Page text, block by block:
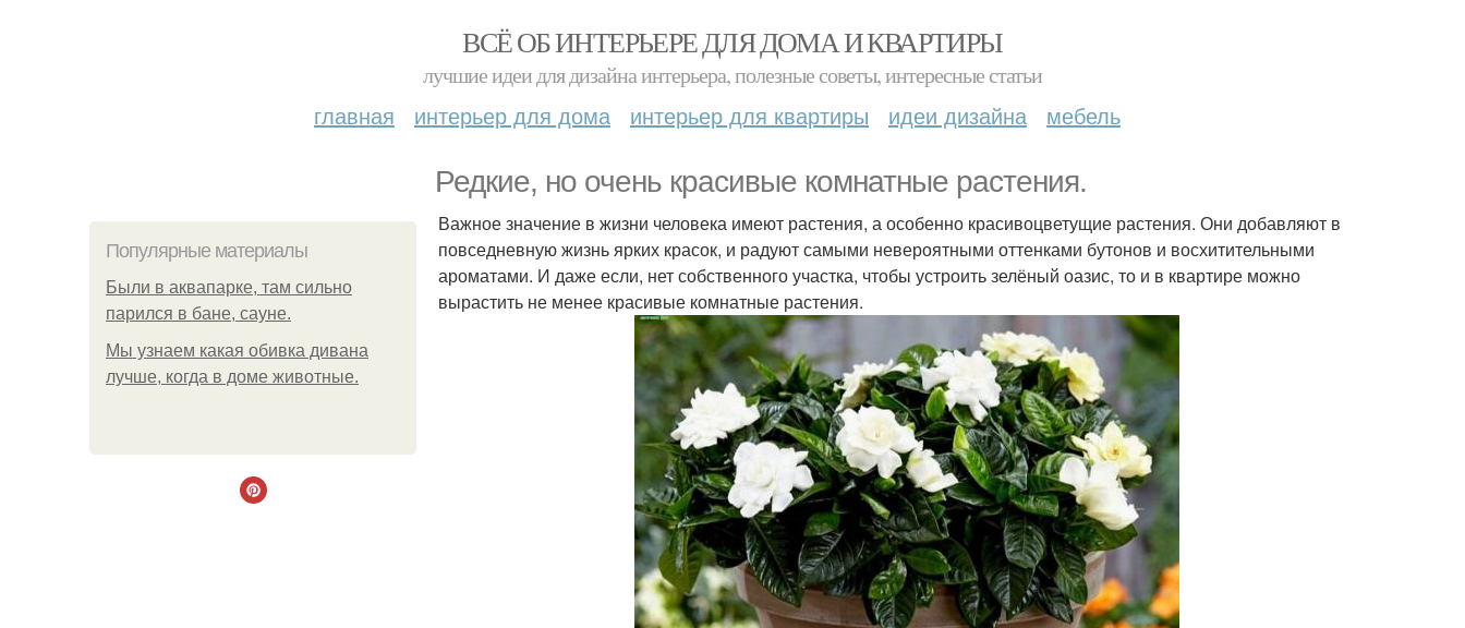
ВСЁ ОБ ИНТЕРЬЕРЕ ДЛЯ ДОМА И КВАРТИРЫ
лучшие идеи для дизайна интерьера, полезные советы, интересные статьи
главная интерьер для дома интерьер для квартиры идеи дизайна мебель
Редкие, но очень красивые комнатные растения.
Популярные материалы
Были в аквапарке, там сильно
парился в бане, сауне.
Мы узнаем какая обивка дивана
лучше, когда в доме животные.
Важное значение в жизни человека имеют растения, а особенно красивоцветущие растения. Они добавляют в
повседневную жизнь ярких красок, и радуют самыми невероятными оттенками бутонов и восхитительными
ароматами. И даже если, нет собственного участка, чтобы устроить зелёный оазис, то и в квартире можно
вырастить не менее красивые комнатные растения.